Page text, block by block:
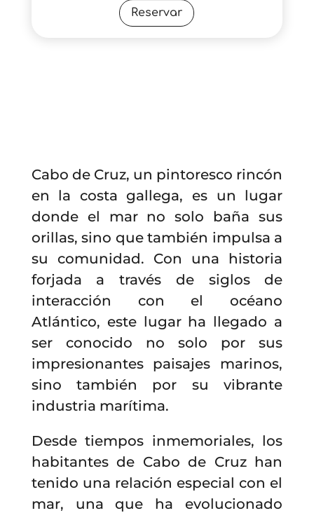
Reservar
Cabo de Cruz, un pintoresco rincón
en la costa gallega, es un lugar
donde el mar no solo baña sus
orillas, sino que también impulsa a
su comunidad. Con una historia
forjada a través de siglos de
interacción con el océano
Atlántico, este lugar ha llegado a
ser conocido no solo por sus
impresionantes paisajes marinos,
sino también por su vibrante
industria marítima.
Desde tiempos inmemoriales, los
habitantes de Cabo de Cruz han
tenido una relación especial con el
mar, una que ha evolucionado